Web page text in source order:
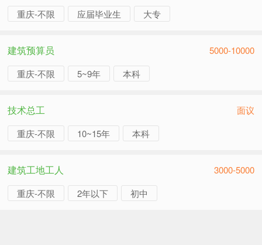
重庆-不限
应届毕业生 大专
建筑预算员
5000-10000
重庆-不限
5~9年 本科
技术总工
面议
重庆-不限
10~15年 本科
建筑工地工人
3000-5000
重庆-不限
2年以下 初中